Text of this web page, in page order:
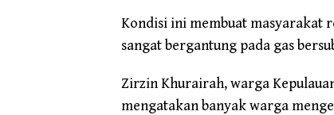
Kondisi ini membuat masyarakat
sangat bergantung pada gas
Zirzin Khurairah, warga
mengatakan banyak warga